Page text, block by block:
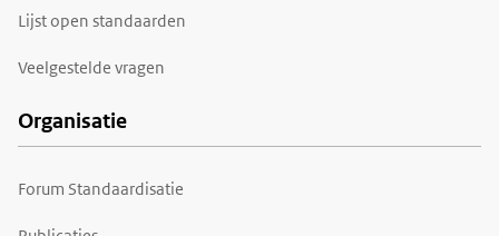
Lijst open standaarden
Veelgestelde vragen
Organisatie
Forum Standaardisatie